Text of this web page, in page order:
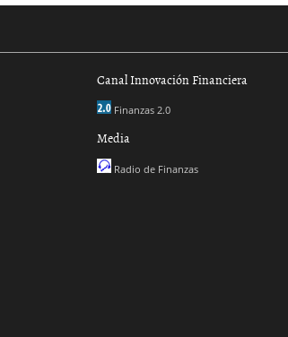
Canal Innovación Financiera
Finanzas 2.0
Media
Radio de Finanzas